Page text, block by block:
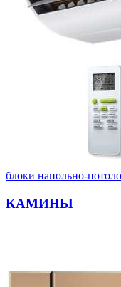
блоки напольно-
КАМИНЫ